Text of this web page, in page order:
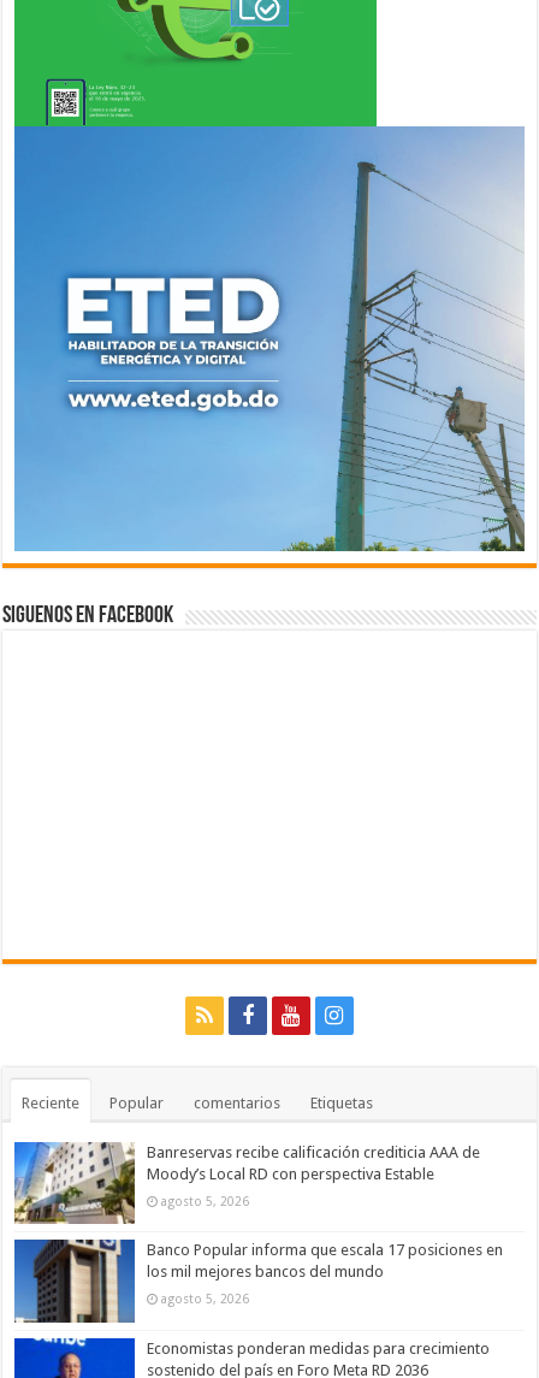
Siguenos en Facebook
Reciente Popular comentarios Etiquetas
Banreservas recibe calificación crediticia AAA de
Moody’s Local RD con perspectiva Estable
agosto 5, 2026
Banco Popular informa que escala 17 posiciones en
los mil mejores bancos del mundo
agosto 5, 2026
Economistas ponderan medidas para crecimiento
sostenido del país en Foro Meta RD 2036